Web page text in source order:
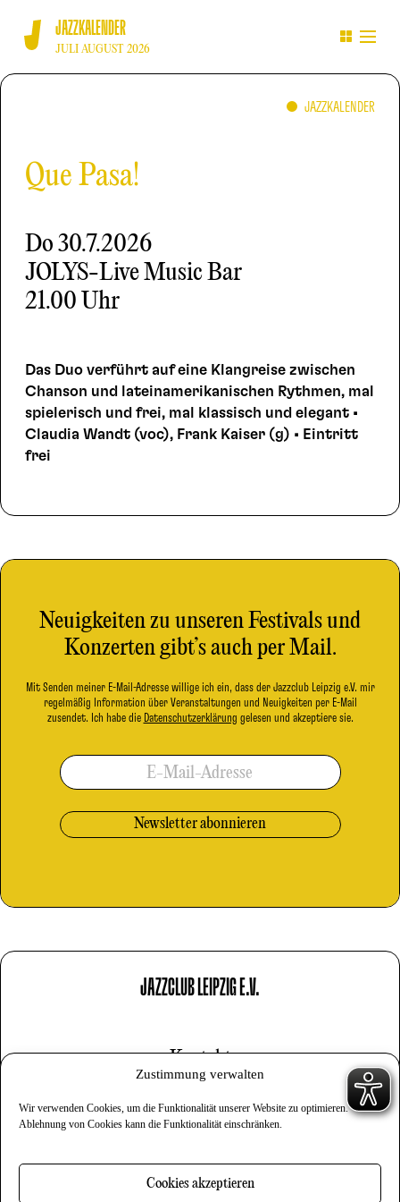
Zustimmung verwalten
Wir verwenden Cookies, um die Funktionalität unserer Website zu optimieren.
Ablehnung von Cookies kann die Funktionalität einschränken.
Cookies akzeptieren
JAZZKALENDER
JULI AUGUST 2026
JAZZKALENDER
Que Pasa!
Do30.7.2026
JOLYS-Live Music Bar
21.00 Uhr
Das Duo verführt auf eine Klangreise zwischen
Chanson und lateinamerikanischen Rythmen, mal
spielerisch und frei, mal klassisch und elegant •
Claudia Wandt (voc), Frank Kaiser (g) • Eintritt
frei
Neuigkeiten zu unseren Festivals und
Konzerten gibt’s auch per Mail.
Mit Senden meiner E-Mail-Adresse willige ich ein, dass der Jazzclub Leipzig e.V. mir
regelmäßig Information über Veranstaltungen und Neuigkeiten per E-Mail
zusendet. Ich habe die Datenschutzerklärung gelesen und akzeptiere sie.
E-Mail-Adresse
JAZZCLUB LEIPZIG E.V.
Kontakt
Datenschutz